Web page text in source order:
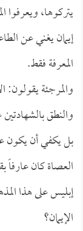
يتركوها، ويعرفوا
إيمان يغني عن
المعرفة فقط.
والمرجئة
والنطق
بل يكفي أن يكون
العصاة كان عارفاً
إبليس على هذا
الإيمان؟